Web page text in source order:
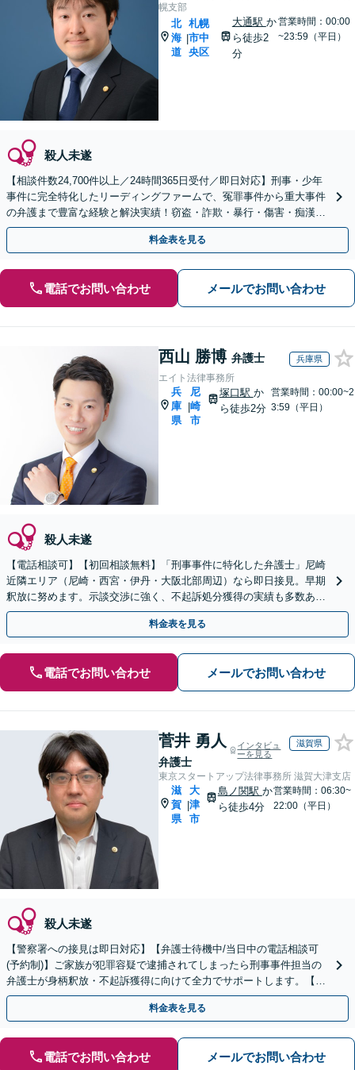
幌支部
北
海
道
|
札幌
市中
央区
大通駅 か
ら徒歩2
分
営業時間：00:00
~23:59（平日）
殺人未遂
【相談件数24,700件以上／24時間365日受付／即日対応】刑事・少年
事件に完全特化したリーディングファームで、冤罪事件から重大事件
の弁護まで豊富な経験と解決実績！窃盗・詐欺・暴行・傷害・痴漢・
盗撮・薬物犯罪など幅広い分野に対応可能です！
料金表を見る
電話でお問い合わせ メールでお問い合わせ
西山 勝博 弁護士 兵庫県
エイト法律事務所
兵
庫
県
|
尼
崎
市
塚口駅 か
ら徒歩2分
営業時間：00:00~2
3:59（平日）
殺人未遂
【電話相談可】【初回相談無料】「刑事事件に特化した弁護士」尼崎
近隣エリア（尼崎・西宮・伊丹・大阪北部周辺）なら即日接見。早期
釈放に努めます。示談交渉に強く、不起訴処分獲得の実績も多数あり
ます【夜間・休日面談可】【完全個室】【塚口駅２分】
料金表を見る
電話でお問い合わせ メールでお問い合わせ
菅井 勇人
弁護士
インタビュ
ーを見る
滋賀県
東京スタートアップ法律事務所 滋賀大津支店
滋
賀
県
|
大
津
市
島ノ関駅 か
ら徒歩4分
営業時間：06:30~
22:00（平日）
殺人未遂
【警察署への接見は即日対応】【弁護士待機中/当日中の電話相談可
(予約制)】ご家族が犯罪容疑で逮捕されてしまったら刑事事件担当の
弁護士が身柄釈放・不起訴獲得に向けて全力でサポートします。【毎
月100名以上の相談実績】【滋賀県全域対応】
料金表を見る
電話でお問い合わせ メールでお問い合わせ